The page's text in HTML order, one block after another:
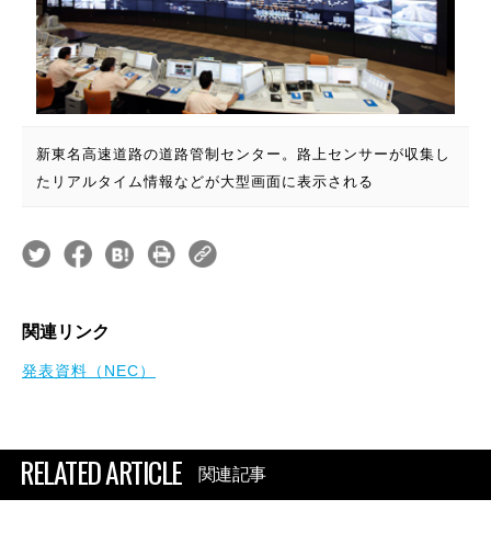
新東名高速道路の道路管制センター。路上センサーが収集し
たリアルタイム情報などが大型画面に表示される
関連リンク
発表資料（NEC）
RELATED ARTICLE 関連記事